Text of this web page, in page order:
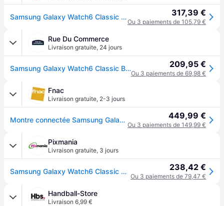
Samsung Galaxy Watch6 Classic 47 mm Numérique Écran tactile Noir 317,39 €
Ou 3 paiements de 105,79 €
Rue Du Commerce
Livraison gratuite, 24 jours
Samsung Galaxy Watch6 Classic BT (47 mm / Argent) 209,95 €
Ou 3 paiements de 69,98 €
Fnac
Livraison gratuite, 2-3 jours
Montre connectée Samsung Galaxy Watch6 Classic 47 mm Bluetooth Argent 449,99 €
Ou 3 paiements de 149,99 €
Pixmania
Livraison gratuite, 3 jours
Samsung Galaxy Watch6 Classic 47 mm Numérique Écran tactile Noir - Neuf 238,42 €
Ou 3 paiements de 79,47 €
Handball-Store
Livraison 6,99 €